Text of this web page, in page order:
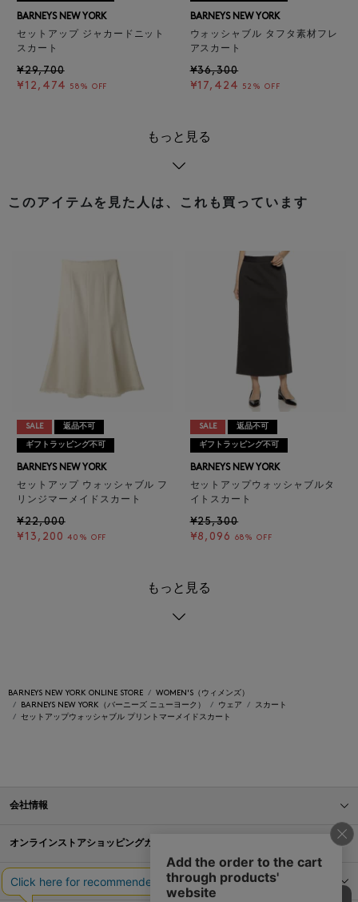
BARNEYS NEW YORK
セットアップ ジャカードニット
スカート
¥29,700
¥12,474
58% OFF
BARNEYS NEW YORK
ウォッシャブル タフタ素材フレ
アスカート
¥36,300
¥17,424
52% OFF
もっと見る
このアイテムを見た人は、これも買っています
SALE 返品不可
ギフトラッピング不可
BARNEYS NEW YORK
セットアップ ウォッシャブル フ
リンジマーメイドスカート
¥22,000
¥13,200 40% OFF
SALE 返品不可
ギフトラッピング不可
BARNEYS NEW YORK
セットアップウォッシャブルタ
イトスカート
¥25,300
¥8,096
68% OFF
もっと見る
BARNEYS NEW YORK ONLINE STORE
WOMEN'S（ウィメンズ）
BARNEYS NEW YORK（バーニーズ ニューヨーク）
ウェア
スカート
セットアップウォッシャブル プリントマーメイドスカート
会社情報
オンラインストアショッピングガイド
店舗情報